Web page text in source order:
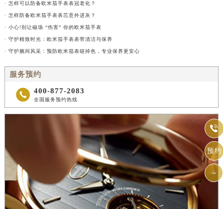
· 怎样可以防备欧米茄手表表冠老化？
· 怎样防备欧米茄手表表芯意外进灰？
· 小心!别让磁场 “伤害” 你的欧米茄手表
· 守护精致时光：欧米茄手表表带清洁与保养
· 守护腕间风采：预防欧米茄表链掉色，专业保养更安心
服务预约
 400-877-2083
全国服务预约热线

预约
